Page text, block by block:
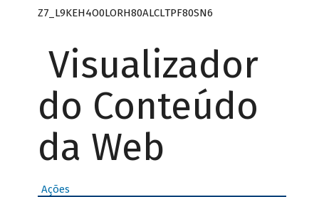
Z7_L9KEH4O0LORH80ALCLTPF80SN6
Visualizador
do Conteúdo
da Web
Ações